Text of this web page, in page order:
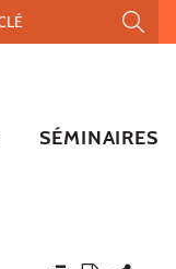
SÉMINAIRES